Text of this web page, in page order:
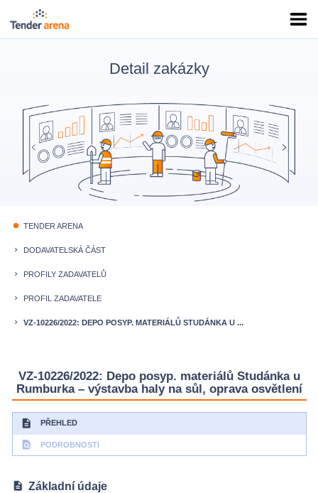
Detail zakázky
fiber_manual_record TENDER ARENA
keyboard_arrow_right DODAVATELSKÁ ČÁST
keyboard_arrow_right PROFILY ZADAVATELŮ
keyboard_arrow_right PROFIL ZADAVATELE
keyboard_arrow_right VZ-10226/2022: DEPO POSYP. MATERIÁLŮ STUDÁNKA U ...
VZ-10226/2022: Depo posyp. materiálů Studánka u
Rumburka – výstavba haly na sůl, oprava osvětlení
description PŘEHLED
find_in_page PODROBNOSTI
description Základní údaje